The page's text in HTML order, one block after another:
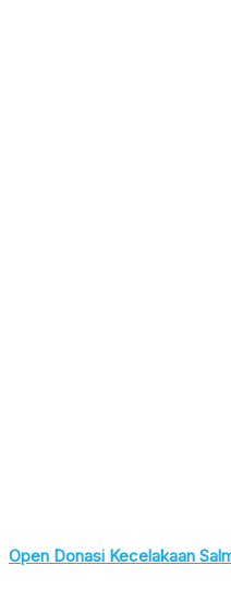
Open Donasi Kecelakaan